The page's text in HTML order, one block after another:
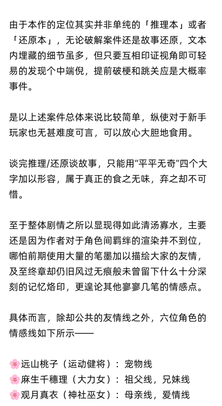
由于本作的定位其实并非单纯的「推理本」或者
「还原本」，无论破解案件还是故事还原，文本
内埋藏的细节虽多，但只要互相印证视角即可轻
易的发现个中端倪，提前破梗和跳关应是大概率
事件。
是以上述案件总体来说比较简单，纵使对于新手
玩家也无甚难度可言，可以放心大胆地食用。
谈完推理/还原谈故事，只能用“平平无奇”四个大
字加以形容，属于真正的食之无味，弃之却不可
惜。
至于整体剧情之所以显现得如此清汤寡水，主要
还是因为作者对于角色间羁绊的渲染并不到位，
哪怕前期使用大量的笔墨加以描绘大家的友情，
及至终章却仍旧风过无痕般未曾留下什么十分深
刻的记忆烙印，更遑论其他寥寥几笔的情感点。
具体而言，除却公共的友情线之外，六位角色的
情感线如下所示——
🌸远山桃子（运动健将）：宠物线
🌸麻生千穗理（大力女）：祖父线，兄妹线
🌸观月真衣（神社巫女）：母亲线，爱情线